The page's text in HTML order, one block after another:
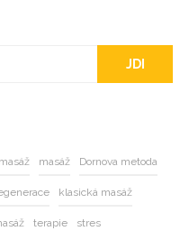
JDI
masáž Dornova metoda
klasická masáž
terapie stres